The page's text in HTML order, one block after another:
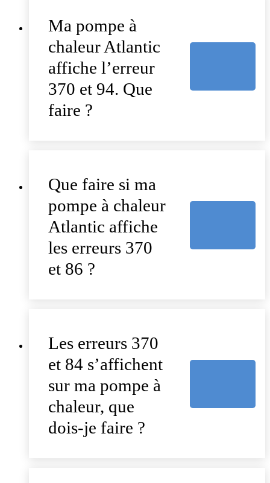
Ma pompe à
chaleur Atlantic
affiche l’erreur
370 et 94. Que
faire ?
Que faire si ma
pompe à chaleur
Atlantic affiche
les erreurs 370
et 86 ?
Les erreurs 370
et 84 s’affichent
sur ma pompe à
chaleur, que
dois-je faire ?